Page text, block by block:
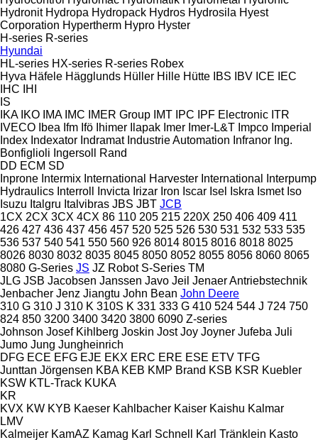
Hydronit Hydropa Hydropack Hydros Hydrosila Hyest
Corporation Hypertherm Hypro Hyster
H-series R-series
Hyundai
HL-series HX-series R-series Robex
Hyva Häfele Hägglunds Hüller Hille Hütte IBS IBV ICE
IEC
IHC
IHI
IS
IKA IKO IMA IMC IMER Group IMT IPC IPF Electronic ITR
IVECO Ibea Ifm Ifö Ihimer Ilapak Imer Imer-L&T Impco Imperial
Index Indexator Indramat Industrie Automation Infranor Ing.
Bonfiglioli Ingersoll Rand
DD ECM SD
Inprone Intermix International Harvester International
Interpump
Hydraulics Interroll Invicta Irizar Iron Iscar Isel Iskra Ismet Iso
Isuzu Italgru Italvibras JBS JBT JCB
1CX 2CX 3CX 4CX 86 110 205 215 220X 250 406 409 411
426 427 436 437 456 457 520 525 526 530 531 532 533 535
536 537 540 541 550 560 926 8014 8015 8016 8018 8025
8026 8030 8032 8035 8045 8050 8052 8055 8056 8060 8065
8080 G-Series JS JZ Robot S-Series TM
JLG JSB Jacobsen Janssen Javo Jeil Jenaer Antriebstechnik
Jenbacher Jenz Jiangtu John Bean John Deere
310 G 310 J 310 K 310S K 331 333 G 410 524 544 J 724 750
824 850 3200 3400 3420 3800 6090 Z-series
Johnson Josef Kihlberg Joskin Jost Joy Joyner Jufeba Juli
Jumo Jung Jungheinrich
DFG ECE EFG EJE EKX ERC ERE ESE ETV TFG
Junttan Jörgensen KBA KEB KMP Brand KSB KSR Kuebler
KSW KTL-Track KUKA
KR
KVX KW KYB Kaeser Kahlbacher Kaiser Kaishu Kalmar
LMV
Kalmeijer KamAZ Kamag Karl Schnell Karl Tränklein Kasto